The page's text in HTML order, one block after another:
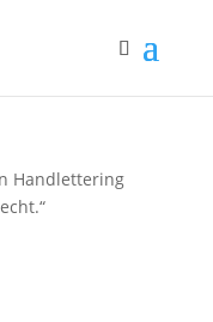
Handlettering